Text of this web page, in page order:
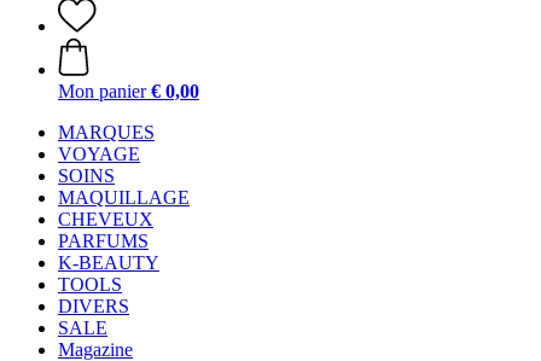
Mon panier € 0,00
MARQUES
VOYAGE
SOINS
MAQUILLAGE
CHEVEUX
PARFUMS
K-BEAUTY
TOOLS
DIVERS
SALE
Magazine